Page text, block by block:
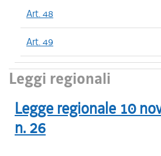
Art. 48
Art. 49
Leggi regionali
Legge regionale 10
n. 26